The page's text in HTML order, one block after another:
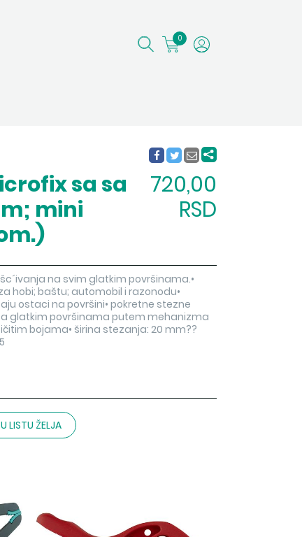
0
sa sa
mini
720,00
RSD
na svim glatkim površinama.•
hobi; baštu; automobil i razonodu•
ostaci na površini• pokretne stezne
glatkim površinama putem mehanizma
bojama• širina stezanja: 20 mm??
LISTU ŽELJA